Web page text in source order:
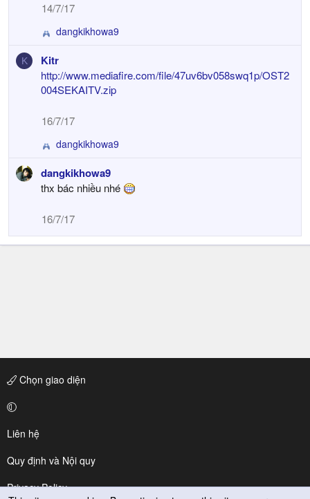
14/7/17
R
a
c
t
o
n
s
dangkikhowa9
K Kitr
http://www.mediafire.com/file/47uv6bv058swq1p/OST2
004SEKAITV.zip
16/7/17
R
a
c
n
dangkikhowa9
dangkikhowa9
thx bác nhiều nhé
16/7/17
Chọn giao diện
Liên hệ
Quy định và Nội quy
Privacy Policy